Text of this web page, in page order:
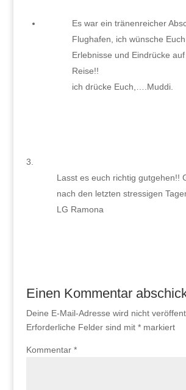
Es war ein tränenreicher
Flughafen, ich wünsche
Erlebnisse und Eindrücke
Reise!!
ich drücke Euch,….Muddi.
Lasst es euch richtig gutgehen!!
nach den letzten stressigen
LG Ramona
Einen Kommentar
Deine E-Mail-Adresse wird nicht
Erforderliche Felder sind mit *markiert
Kommentar *